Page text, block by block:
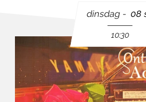
storm bij de koffieconcerten in
dinsdag 08
10:30